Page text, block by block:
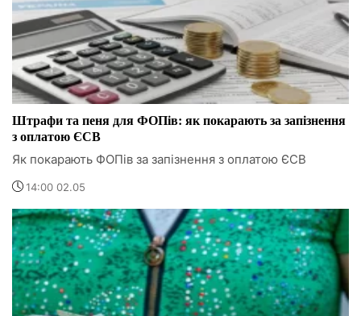
Штрафи та пеня для ФОПів: як покарають за запізнення
з оплатою ЄСВ
Як покарають ФОПів за запізнення з оплатою ЄСВ
14:00 02.05